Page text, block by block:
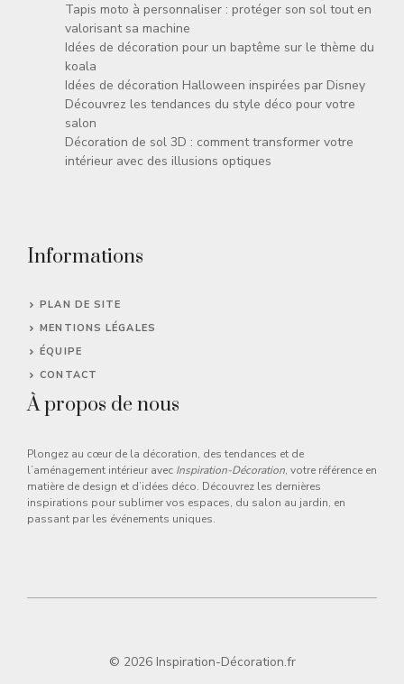
Tapis moto à personnaliser : protéger son sol tout en
valorisant sa machine
Idées de décoration pour un baptême sur le thème du
koala
Idées de décoration Halloween inspirées par Disney
Découvrez les tendances du style déco pour votre
salon
Décoration de sol 3D : comment transformer votre
intérieur avec des illusions optiques
Informations
PLAN DE SITE
MENTIONS LÉGALES
ÉQUIPE
CONTACT
À propos de nous
Plongez au cœur de la décoration, des tendances et de
l’aménagement intérieur avec Inspiration-Décoration, votre référence en
matière de design et d’idées déco. Découvrez les dernières
inspirations pour sublimer vos espaces, du salon au jardin, en
passant par les événements uniques.
© 2026 Inspiration-Décoration.fr